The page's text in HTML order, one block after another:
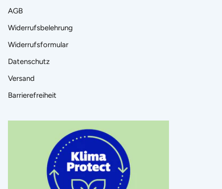
AGB
Widerrufsbelehrung
Widerrufsformular
Datenschutz
Versand
Barrierefreiheit